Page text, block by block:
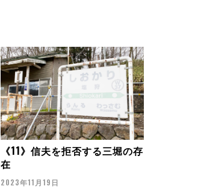
《11》信夫を拒否する三堀の存
在
2023年11月19日